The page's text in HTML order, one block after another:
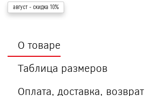
август - скидка 10%
О товаре
Таблица размеров
Оплата, доставка, возврат